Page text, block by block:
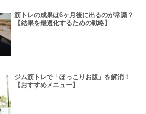
筋トレの成果は6ヶ月後に出るのが常識？
【結果を最適化するための戦略】
ジム筋トレで「ぽっこりお腹」を解消！
【おすすめメニュー】